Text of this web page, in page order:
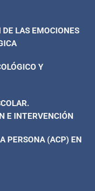
LAS EMOCIONES
Y
E INTERVENCIÓN
PERSONA (ACP) EN